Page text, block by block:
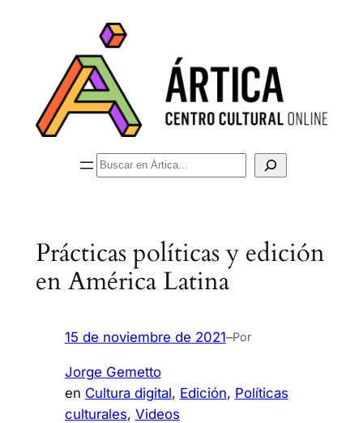
Buscar
Prácticas políticas y edición
en América Latina
15 de noviembre de 2021–Por
Jorge Gemetto
en Cultura digital, Edición, Políticas
culturales, Videos